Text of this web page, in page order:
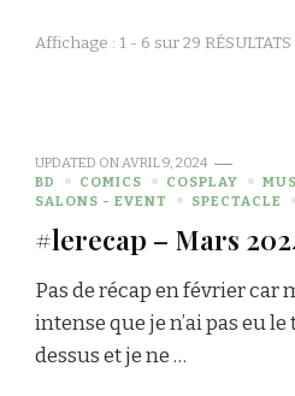
Affichage : 1 - 6 sur 29 RÉSULTATS
UPDATED ONAVRIL 9, 2024
BD
COMICS COSPLAY
SALONS - EVENT
SPECTACLE
#lerecap – Mars
Pas de récap en février car
intense que je n’ai pas eu
dessus et je ne …